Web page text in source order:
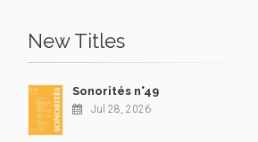
New Titles
Sonorités n°49
Jul 28, 2026